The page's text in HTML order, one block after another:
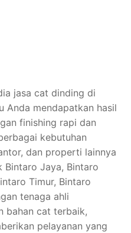
jasa cat dinding di
Anda mendapatkan hasil
finishing rapi dan
kebutuhan
dan properti lainnya
Bintaro Jaya, Bintaro
Timur, Bintaro
tenaga ahli
bahan cat terbaik,
pelayanan yang